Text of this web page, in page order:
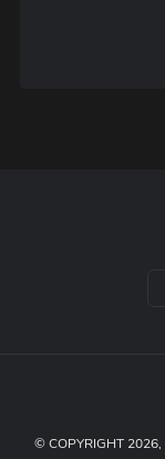
© COPYRIGHT 2026,